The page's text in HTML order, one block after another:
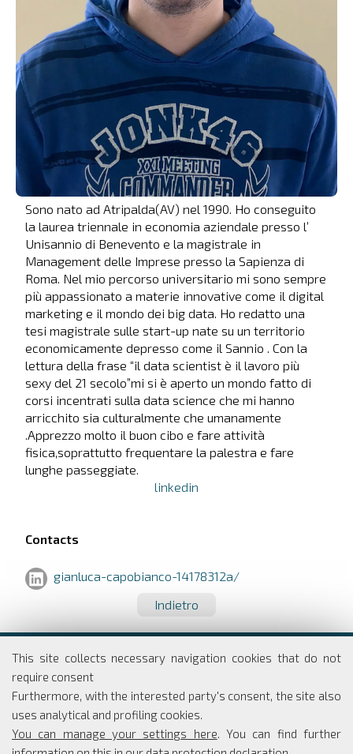
This site collects necessary navigation cookies that do not
require consent
Furthermore, with the interested party's consent, the site also
uses analytical and profiling cookies.
You can manage your settings here. You can find further
Sono nato ad Atripalda(AV) nel 1990. Ho conseguito
la laurea triennale in economia aziendale presso l’
Unisannio di Benevento e la magistrale in
Management delle Imprese presso la Sapienza di
Roma. Nel mio percorso universitario mi sono sempre
più appassionato a materie innovative come il digital
marketing e il mondo dei big data. Ho redatto una
tesi magistrale sulle start-up nate su un territorio
economicamente depresso come il Sannio . Con la
lettura della frase “il data scientist è il lavoro più
sexy del 21 secolo”mi si è aperto un mondo fatto di
corsi incentrati sulla data science che mi hanno
arricchito sia culturalmente che umanamente
.Apprezzo molto il buon cibo e fare attività
fisica,soprattutto frequentare la palestra e fare
lunghe passeggiate.
linkedin
Contacts
gianluca-capobianco-14178312a/
Indietro
Università degli studi di Roma
Via Columbia, 2
00133 Roma